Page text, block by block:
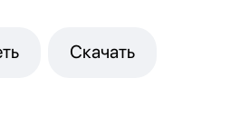
Скачать